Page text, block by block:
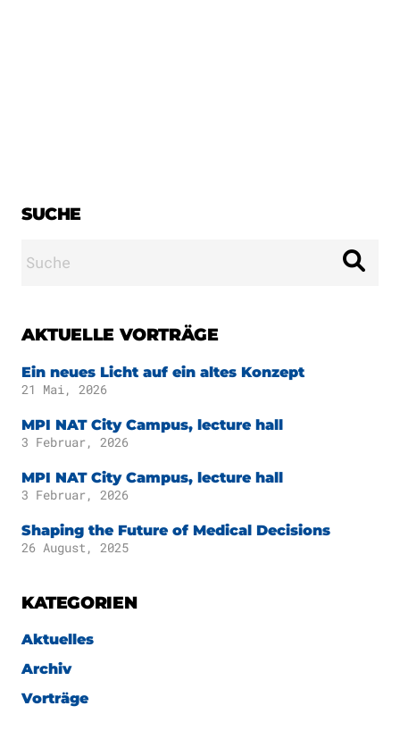
Publikationen
SUCHE
nach:
AKTUELLE VORTRÄGE
Ein neues Licht auf ein altes Konzept
21 Mai, 2026
MPI NAT City Campus, lecture hall
3 Februar, 2026
MPI NAT City Campus, lecture hall
3 Februar, 2026
Shaping the Future of Medical Decisions
26 August, 2025
KATEGORIEN
Aktuelles
Archiv
Vorträge